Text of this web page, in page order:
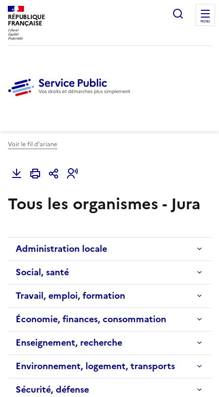
RÉPUBLIQUE
FRANÇAISE
Ouvrir
MENU
Voir le fil d'ariane
Tous les organismes - Jura
Administration locale
Social, santé
Travail, emploi, formation
Économie, finances, consommation
Enseignement, recherche
Environnement, logement, transports
Sécurité, défense